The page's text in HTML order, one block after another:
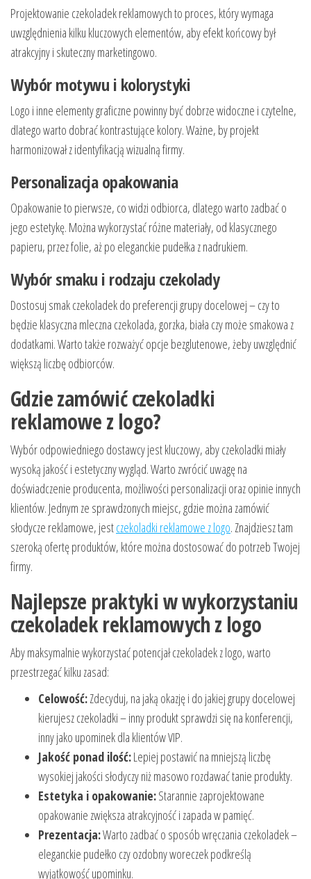
Projektowanie czekoladek reklamowych to proces, który wymaga
uwzględnienia kilku kluczowych elementów, aby efekt końcowy był
atrakcyjny i skuteczny marketingowo.
Wybór motywu i kolorystyki
Logo i inne elementy graficzne powinny być dobrze widoczne i czytelne,
dlatego warto dobrać kontrastujące kolory. Ważne, by projekt
harmonizował z identyfikacją wizualną firmy.
Personalizacja opakowania
Opakowanie to pierwsze, co widzi odbiorca, dlatego warto zadbać o
jego estetykę. Można wykorzystać różne materiały, od klasycznego
papieru, przez folie, aż po eleganckie pudełka z nadrukiem.
Wybór smaku i rodzaju czekolady
Dostosuj smak czekoladek do preferencji grupy docelowej – czy to
będzie klasyczna mleczna czekolada, gorzka, biała czy może smakowa z
dodatkami. Warto także rozważyć opcje bezglutenowe, żeby uwzględnić
większą liczbę odbiorców.
Gdzie zamówić czekoladki
reklamowe z logo?
Wybór odpowiedniego dostawcy jest kluczowy, aby czekoladki miały
wysoką jakość i estetyczny wygląd. Warto zwrócić uwagę na
doświadczenie producenta, możliwości personalizacji oraz opinie innych
klientów. Jednym ze sprawdzonych miejsc, gdzie można zamówić
słodycze reklamowe, jestczekoladki reklamowe z logo. Znajdziesz tam
szeroką ofertę produktów, które można dostosować do potrzeb Twojej
firmy.
Najlepsze praktyki w wykorzystaniu
czekoladek reklamowych z logo
Aby maksymalnie wykorzystać potencjał czekoladek z logo, warto
przestrzegać kilku zasad:
Celowość:Zdecyduj, na jaką okazję i do jakiej grupy docelowej
kierujesz czekoladki – inny produkt sprawdzi się na konferencji,
inny jako upominek dla klientów VIP.
Jakość ponad ilość:Lepiej postawić na mniejszą liczbę
wysokiej jakości słodyczy niż masowo rozdawać tanie produkty.
Estetyka i opakowanie:Starannie zaprojektowane
opakowanie zwiększa atrakcyjność i zapada w pamięć.
Prezentacja:Warto zadbać o sposób wręczania czekoladek –
eleganckie pudełko czy ozdobny woreczek podkreślą
wyjątkowość upominku.